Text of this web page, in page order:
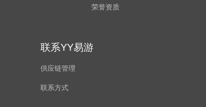
荣誉资质
联系YY易游
供应链管理
联系方式